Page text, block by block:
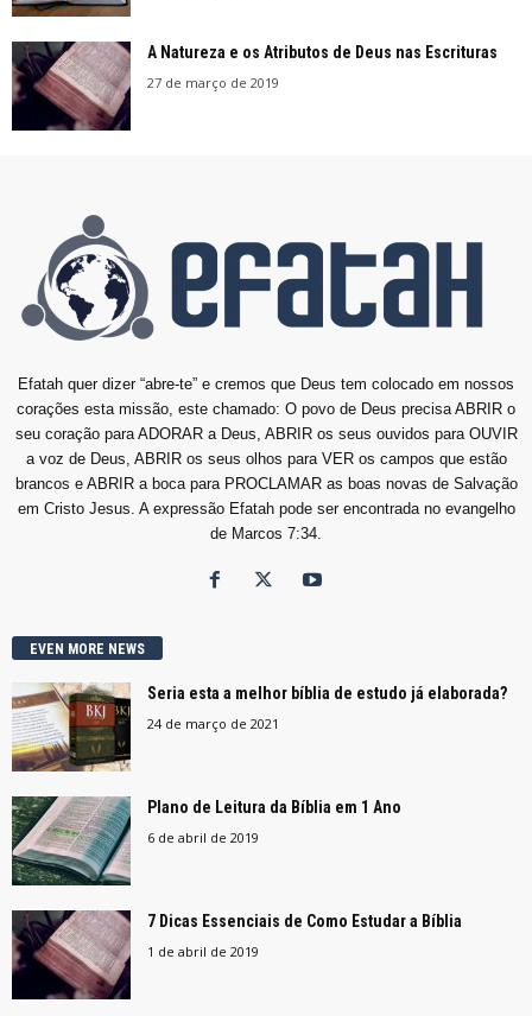
A Natureza e os Atributos de Deus nas Escrituras
27 de março de 2019
Efatah quer dizer “abre-te” e cremos que Deus tem colocado em nossos
corações esta missão, este chamado: O povo de Deus precisa ABRIR o
seu coração para ADORAR a Deus, ABRIR os seus ouvidos para OUVIR
a voz de Deus, ABRIR os seus olhos para VER os campos que estão
brancos e ABRIR a boca para PROCLAMAR as boas novas de Salvação
em Cristo Jesus. A expressão Efatah pode ser encontrada no evangelho
de Marcos 7:34.
EVEN MORE NEWS
Seria esta a melhor bíblia de estudo já elaborada?
24 de março de 2021
Plano de Leitura da Bíblia em 1 Ano
6 de abril de 2019
7 Dicas Essenciais de Como Estudar a Bíblia
1 de abril de 2019